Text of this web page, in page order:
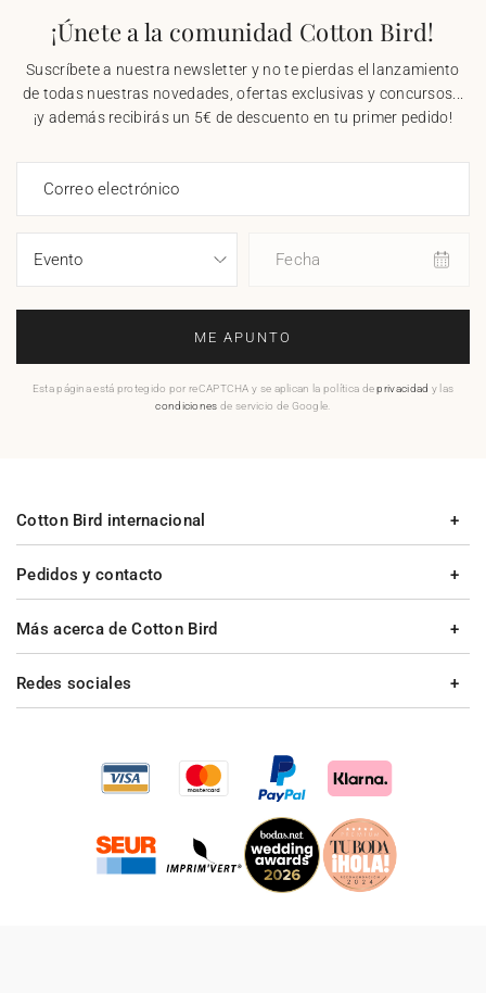
¡Únete a la comunidad Cotton Bird!
Suscríbete a nuestra newsletter y no te pierdas el lanzamiento
de todas nuestras novedades, ofertas exclusivas y concursos...
¡y además recibirás un 5€ de descuento en tu primer pedido!
Correo electrónico
Fecha
ME APUNTO
Esta página está protegido por reCAPTCHA y se aplican la política deprivacidad y las
condiciones de servicio de Google.
Pedidos y contacto
Más acerca de Cotton Bird
Cotton Bird internacional
Redes sociales